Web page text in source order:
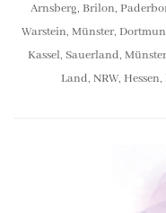
Arnsberg, Brilon,
Warstein, Münster,
Kassel, Sauerland,
Land, NRW,